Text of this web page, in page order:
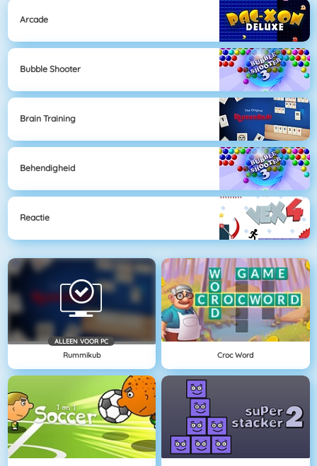
Arcade
Bubble Shooter
Brain Training
Behendigheid
Reactie
ALLEEN VOOR PC
Rummikub Croc Word